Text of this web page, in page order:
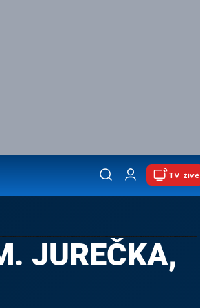
TV živě
JUREČKA,